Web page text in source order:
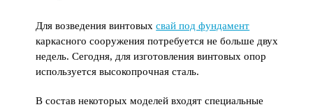
Для возведения винтовыхсвай под фундамент
каркасного сооружения потребуется не больше двух
недель. Сегодня, для изготовления винтовых опор
используется высокопрочная сталь.
В состав некоторых моделей входят специальные